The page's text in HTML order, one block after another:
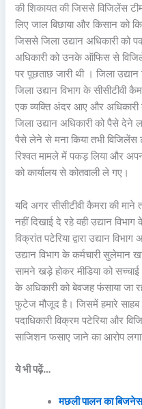
की शिकायत की जिससे विजिलेंस
लिए जाल बिछाया और किसान
जिससे जिला उद्यान अधिकारी
अधिकारी को उनके ऑफिस से
पर पूछताछ जारी थी । जिला
जिला उद्यान विभाग के
एक व्यक्ति अंदर आए और
जिला उद्यान अधिकारी को पैसे देने
पैसे लेने से मना किया तभी विजिलेंस
रिश्वत मामले में पकड़ लिया और
को कार्यालय से कोतवाली ले गए।
यदि अगर सीसीटीवी कैमरा की माने
नहीं दिखाई दे रहे वही उद्यान विभाग
विक्रांत पटेरिया द्वारा उद्यान
उद्यान विभाग के कर्मचारी सुलेमान
सामने खड़े होकर मीडिया को
के अधिकारी को बेवजह फंसाया जा
फुटेज मौजूद है। जिसमें हमारे
पदाधिकारी विक्रम पटेरिया और
साजिशन फसाए जाने का आरोप
ये भी पढ़ें…
मछली पालन का